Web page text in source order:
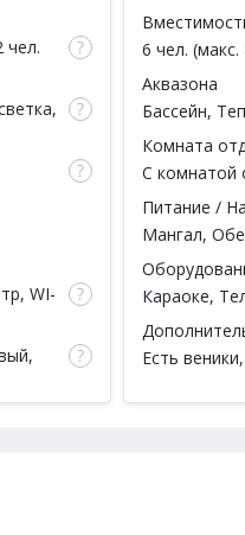
чел.
WI-
6 чел.
чел.)
Аквазона
Бассейн,
ведро
Комната
С комнатой
Питание /
Мангал,
Караоке,
печь, Чайник
Есть веники
Простыни,